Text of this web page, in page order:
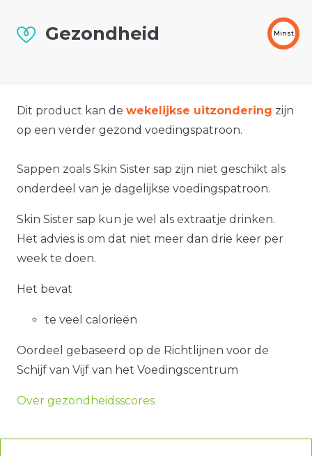
Gezondheid Minst
Dit product kan de wekelijkse uitzondering zijn
op een verder gezond voedingspatroon.
Sappen zoals Skin Sister sap zijn niet geschikt als
onderdeel van je dagelijkse voedingspatroon.
Skin Sister sap kun je wel als extraatje drinken.
Het advies is om dat niet meer dan drie keer per
week te doen.
Het bevat
te veel calorieën
Oordeel gebaseerd op de Richtlijnen voor de
Schijf van Vijf van het Voedingscentrum
Over gezondheidsscores